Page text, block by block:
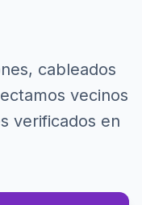
cableados
vecinos
verificados en